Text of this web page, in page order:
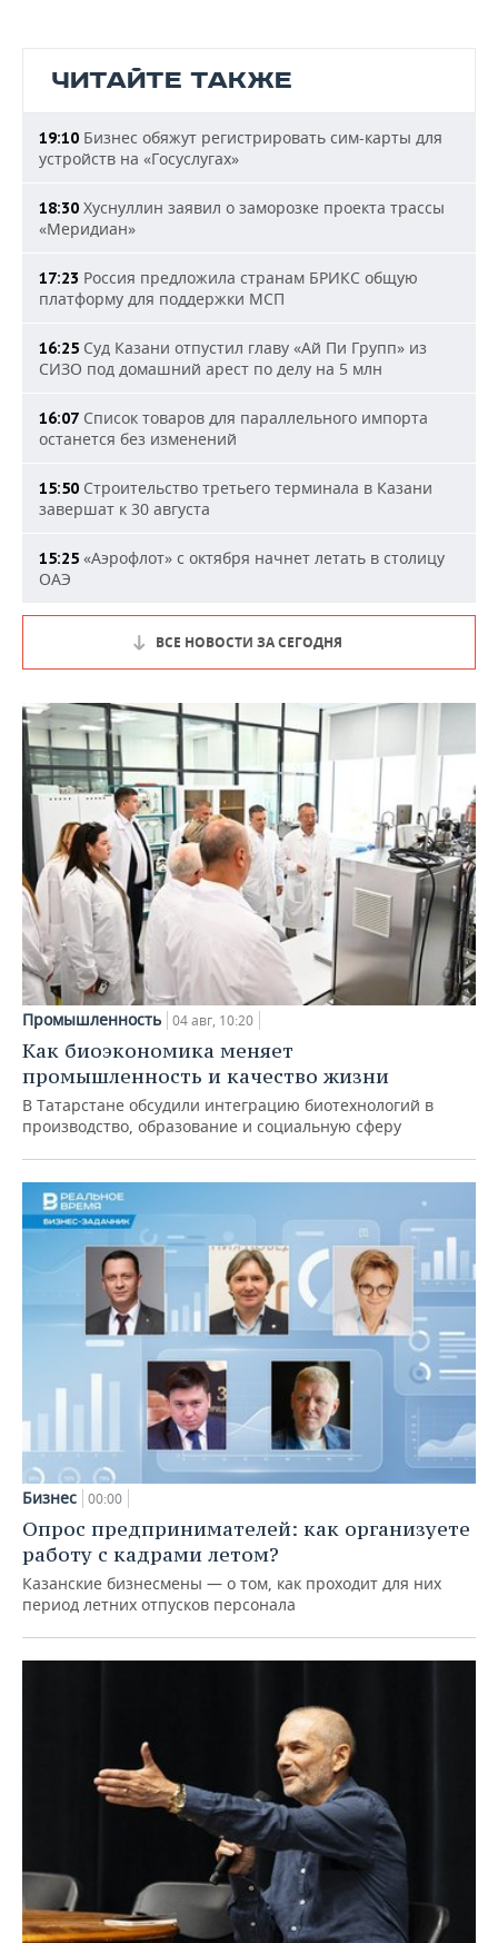
ЧИТАЙТЕ ТАКЖЕ
19:10 Бизнес обяжут регистрировать сим-карты для
устройств на «Госуслугах»
18:30 Хуснуллин заявил о заморозке проекта трассы
«Меридиан»
17:23 Россия предложила странам БРИКС общую
платформу для поддержки МСП
16:25 Суд Казани отпустил главу «Ай Пи Групп» из
СИЗО под домашний арест по делу на 5 млн
16:07 Список товаров для параллельного импорта
останется без изменений
15:50 Строительство третьего терминала в Казани
завершат к 30 августа
15:25 «Аэрофлот» с октября начнет летать в столицу
ОАЭ
ВСЕ НОВОСТИ ЗА СЕГОДНЯ
Промышленность 04 авг, 10:20
Как биоэкономика меняет
промышленность и качество жизни
В Татарстане обсудили интеграцию биотехнологий в
производство, образование и социальную сферу
Бизнес 00:00
Опрос предпринимателей: как организуете
работу с кадрами летом?
Казанские бизнесмены — о том, как проходит для них
период летних отпусков персонала